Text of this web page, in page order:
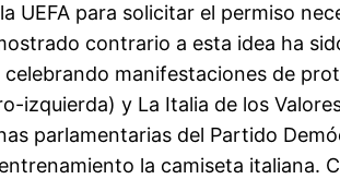
UEFA para solicitar el permiso
contrario a esta idea ha
manifestaciones de
izquierda) y La Italia de los
parlamentarias del Partido
la camiseta italiana.